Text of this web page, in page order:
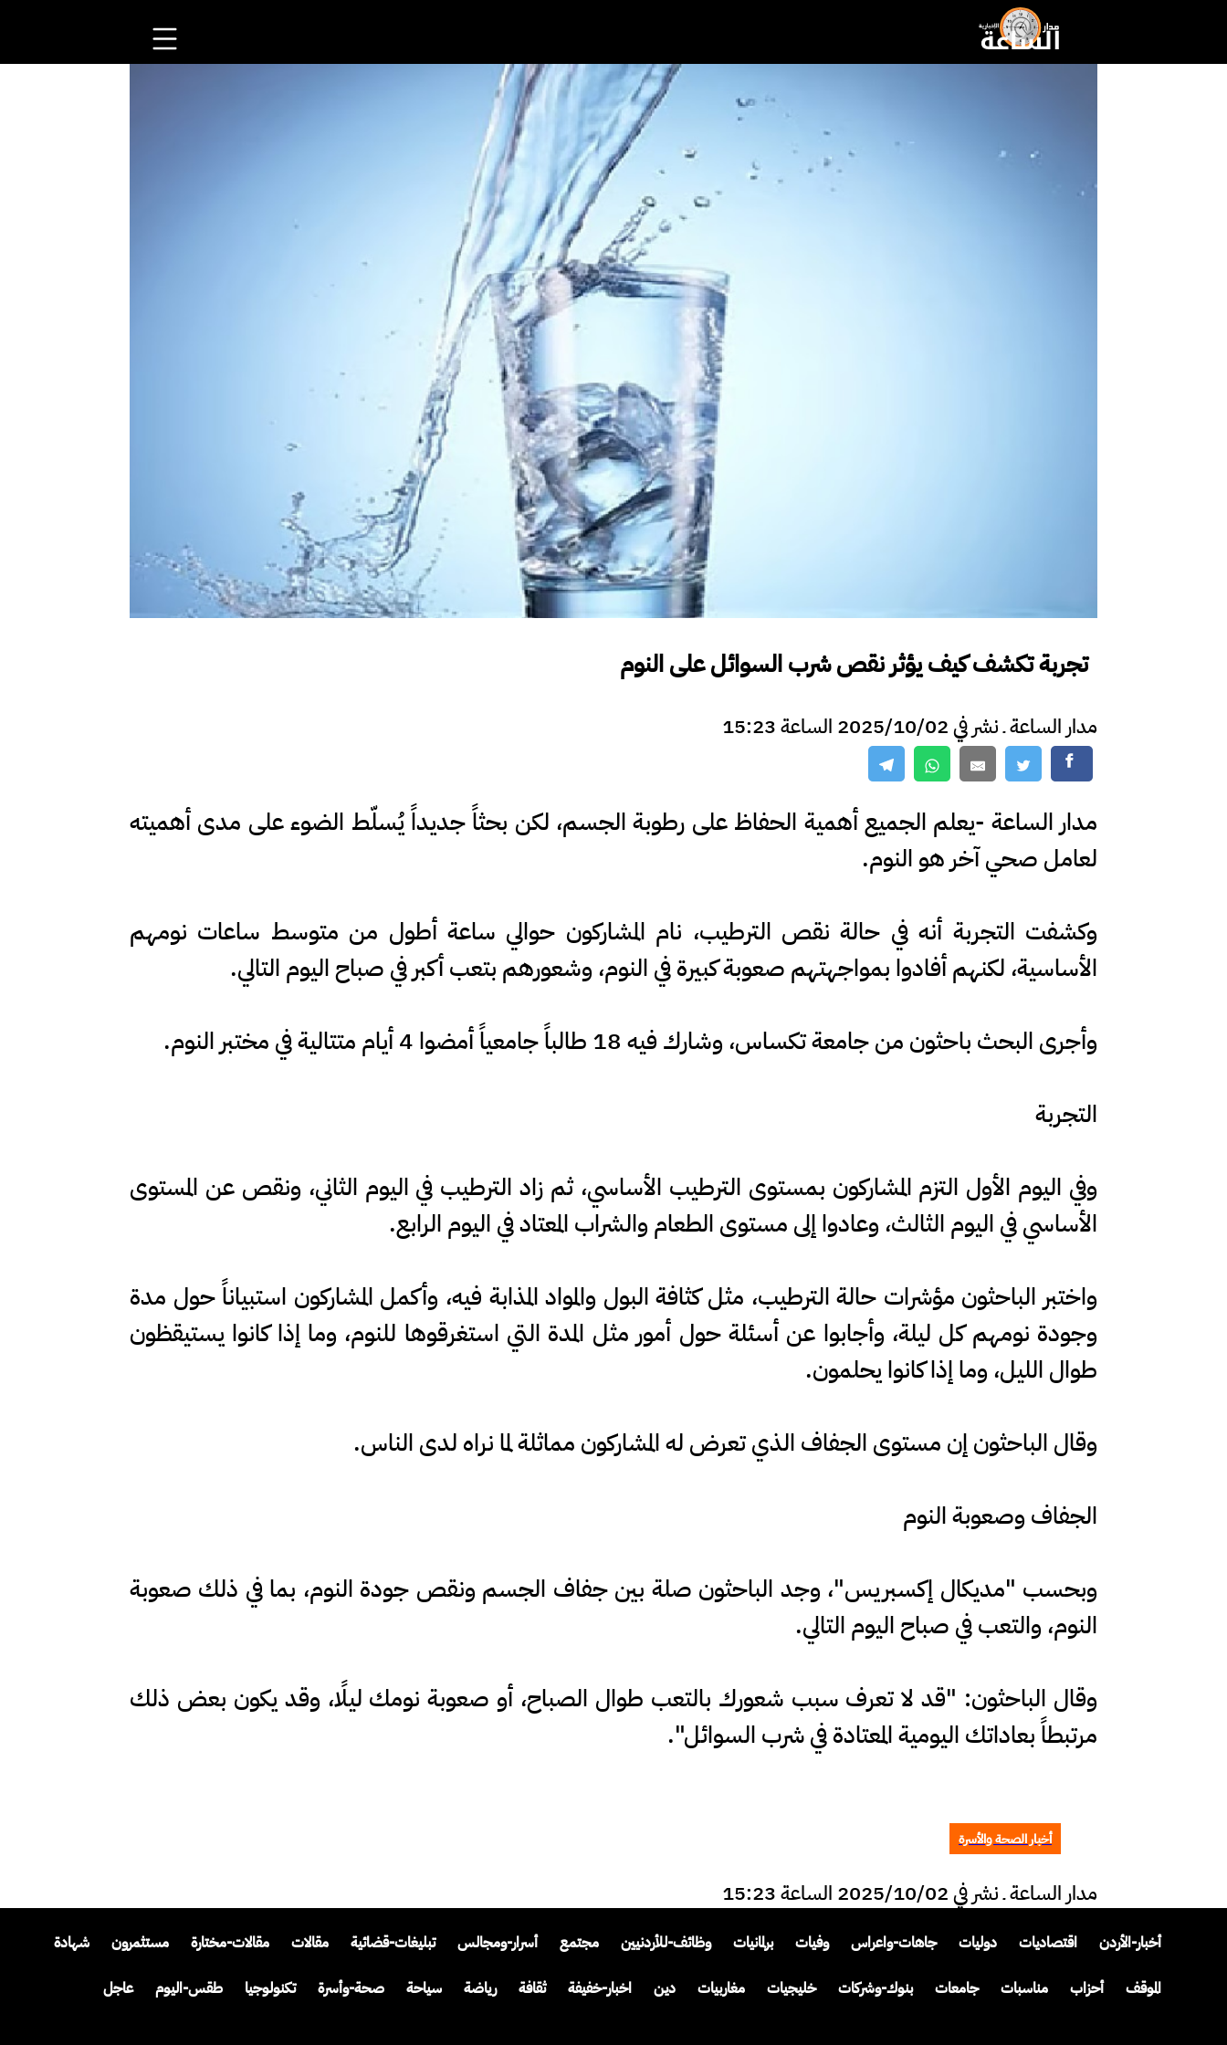
تجربة تكشف كيف يؤثر نقص شرب السوائل على النوم
مدار الساعة ـ نشر في 2025/10/02 الساعة 15:23
مدار الساعة -يعلم الجميع أهمية الحفاظ على رطوبة الجسم، لكن بحثاً جديداً يُسلّط الضوء على مدى أهميته
لعامل صحي آخر هو النوم.
وكشفت التجربة أنه في حالة نقص الترطيب، نام المشاركون حوالي ساعة أطول من متوسط ساعات نومهم
الأساسية، لكنهم أفادوا بمواجهتهم صعوبة كبيرة في النوم، وشعورهم بتعب أكبر في صباح اليوم التالي.
وأجرى البحث باحثون من جامعة تكساس، وشارك فيه 18 طالباً جامعياً أمضوا 4 أيام متتالية في مختبر النوم.
التجربة
وفي اليوم الأول التزم المشاركون بمستوى الترطيب الأساسي، ثم زاد الترطيب في اليوم الثاني، ونقص عن المستوى
الأساسي في اليوم الثالث، وعادوا إلى مستوى الطعام والشراب المعتاد في اليوم الرابع.
واختبر الباحثون مؤشرات حالة الترطيب، مثل كثافة البول والمواد المذابة فيه، وأكمل المشاركون استبياناً حول مدة
وجودة نومهم كل ليلة، وأجابوا عن أسئلة حول أمور مثل المدة التي استغرقوها للنوم، وما إذا كانوا يستيقظون
طوال الليل، وما إذا كانوا يحلمون.
وقال الباحثون إن مستوى الجفاف الذي تعرض له المشاركون مماثلة لما نراه لدى الناس.
الجفاف وصعوبة النوم
وبحسب "مديكال إكسبريس"، وجد الباحثون صلة بين جفاف الجسم ونقص جودة النوم، بما في ذلك صعوبة
النوم، والتعب في صباح اليوم التالي.
وقال الباحثون: "قد لا تعرف سبب شعورك بالتعب طوال الصباح، أو صعوبة نومك ليلًا، وقد يكون بعض ذلك
مرتبطاً بعاداتك اليومية المعتادة في شرب السوائل".
أخبار الصحة والأسرة
مدار الساعة ـ نشر في 2025/10/02 الساعة 15:23
أخبار-الأردن اقتصاديات دوليات جاهات-واعراس وفيات برلمانيات وظائف-للأردنيين مجتمع أسرار-ومجالس تبليغات-قضائية مقالات مقالات-مختارة مستثمرون شهادة
الموقف أحزاب مناسبات جامعات بنوك-وشركات خليجيات مغاربيات دين اخبار-خفيفة ثقافة رياضة سياحة صحة-وأسرة تكنولوجيا طقس-اليوم عاجل